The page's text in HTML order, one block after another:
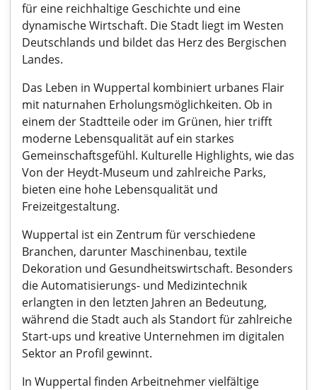
für eine reichhaltige Geschichte und eine
dynamische Wirtschaft. Die Stadt liegt im Westen
Deutschlands und bildet das Herz des Bergischen
Landes.
Das Leben in Wuppertal kombiniert urbanes Flair
mit naturnahen Erholungsmöglichkeiten. Ob in
einem der Stadtteile oder im Grünen, hier trifft
moderne Lebensqualität auf ein starkes
Gemeinschaftsgefühl. Kulturelle Highlights, wie das
Von der Heydt-Museum und zahlreiche Parks,
bieten eine hohe Lebensqualität und
Freizeitgestaltung.
Wuppertal ist ein Zentrum für verschiedene
Branchen, darunter Maschinenbau, textile
Dekoration und Gesundheitswirtschaft. Besonders
die Automatisierungs- und Medizintechnik
erlangten in den letzten Jahren an Bedeutung,
während die Stadt auch als Standort für zahlreiche
Start-ups und kreative Unternehmen im digitalen
Sektor an Profil gewinnt.
In Wuppertal finden Arbeitnehmer vielfältige